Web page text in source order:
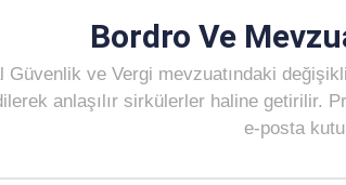
Bordro Ve
Güvenlik ve Vergi mevzuatındaki
anlaşılır sirkülerler haline getirilir.
e-posta